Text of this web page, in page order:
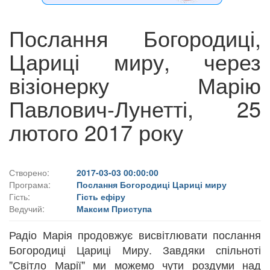
Послання Богородиці,
Цариці миру, через
візіонерку Марію
Павлович-Лунетті, 25
лютого 2017 року
Створено:
2017-03-03 00:00:00
Програма:
Послання Богородиці Цариці миру
Гість:
Гість ефіру
Ведучий:
Максим Приступа
Радіо Марія продовжує висвітлювати послання
Богородиці Цариці Миру. Завдяки спільноті
"Світло Марії" ми можемо чути роздуми над